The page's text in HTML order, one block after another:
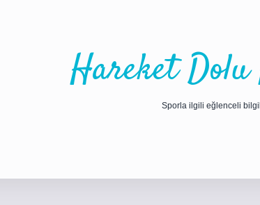
Hareket
Sporla ilgili eğlenceli